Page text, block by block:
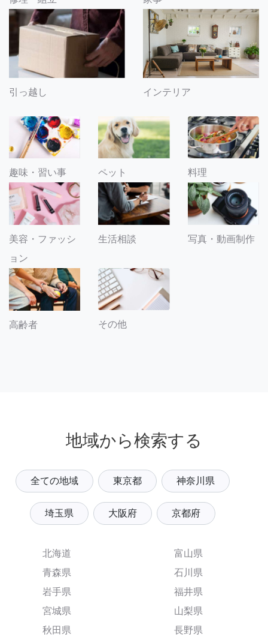
引っ越し インテリア
趣味・習い事 ペット 料理
美容・ファッシ
ョン
生活相談 写真・動画制作
高齢者 その他
地域から検索する
全ての地域 東京都 神奈川県
埼玉県 大阪府 京都府
北海道
青森県
岩手県
宮城県
秋田県
富山県
石川県
福井県
山梨県
長野県